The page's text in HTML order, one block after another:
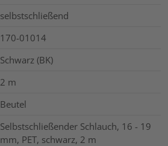
selbstschließend
170-01014
Schwarz (BK)
2 m
Beutel
Selbstschließender Schlauch, 16 - 19
mm, PET, schwarz, 2 m